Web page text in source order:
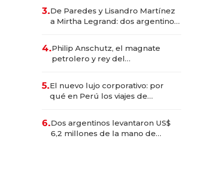
las marcas "fast premium"
3.De Paredes y Lisandro Martínez
a Mirtha Legrand: dos argentinos
4.Philip Anschutz, el magnate
petrolero y rey del
Fénix
5.El nuevo lujo corporativo: por
qué en Perú los viajes de
transformadoras
6.Dos argentinos levantaron US$
6,2 millones de la mano de